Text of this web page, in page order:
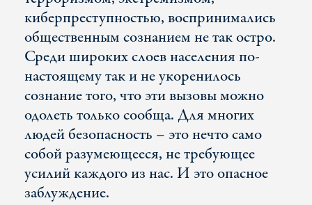
киберпреступностью, воспринимались
общественным сознанием не так остро.
Среди широких слоев населения по-
настоящему так и не укоренилось
сознание того, что эти вызовы можно
одолеть только сообща. Для многих
людей безопасность – это нечто само
собой разумеющееся, не требующее
усилий каждого из нас. И это опасное
заблуждение.